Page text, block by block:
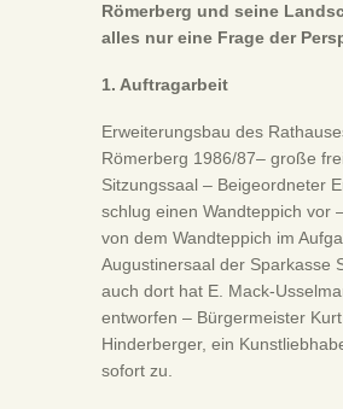
Römerberg und seine
alles nur eine Frage der
1. Auftragarbeit
Erweiterungsbau des
Römerberg 1986/87– große
Sitzungssaal – Beigeordneter
schlug einen Wandteppich vor
von dem Wandteppich im
Augustinersaal der Sparkasse
auch dort hat E. Mack-
entworfen – Bürgermeister Kurt
Hinderberger, ein
sofort zu.